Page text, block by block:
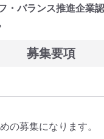
・バランス推進企業
募集要項
の募集になります。